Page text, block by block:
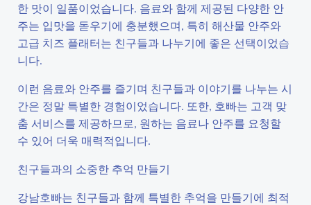
한 맛이 일품이었습니다. 음료와 함께 제공된 다양한 안
주는 입맛을 돋우기에 충분했으며, 특히 해산물 안주와
고급 치즈 플래터는 친구들과 나누기에 좋은 선택이었습
니다.
이런 음료와 안주를 즐기며 친구들과 이야기를 나누는 시
간은 정말 특별한 경험이었습니다. 또한, 호빠는 고객 맞
춤 서비스를 제공하므로, 원하는 음료나 안주를 요청할
수 있어 더욱 매력적입니다.
친구들과의 소중한 추억 만들기
강남호빠는 친구들과 함께 특별한 추억을 만들기에 최적